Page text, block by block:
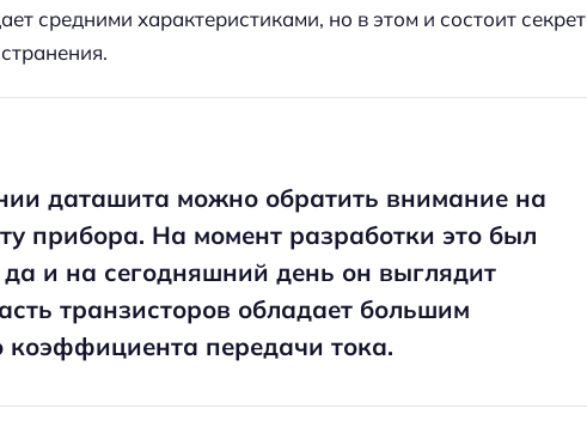
средними характеристиками, но в этом и состоит секрет
даташита можно обратить внимание на
прибора. На момент разработки это был
и на сегодняшний день он выглядит
транзисторов обладает большим
коэффициента передачи тока.